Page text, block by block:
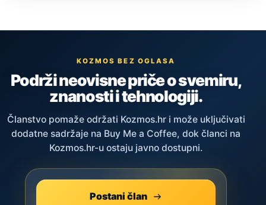
KOZMOS BEZ OGLASA
Podrži neovisne priče o svemiru,
znanosti i tehnologiji.
Članstvo pomaže održati Kozmos.hr i može uključivati
dodatne sadržaje na Buy Me a Coffee, dok članci na
Kozmos.hr-u ostaju javno dostupni.
Postani član